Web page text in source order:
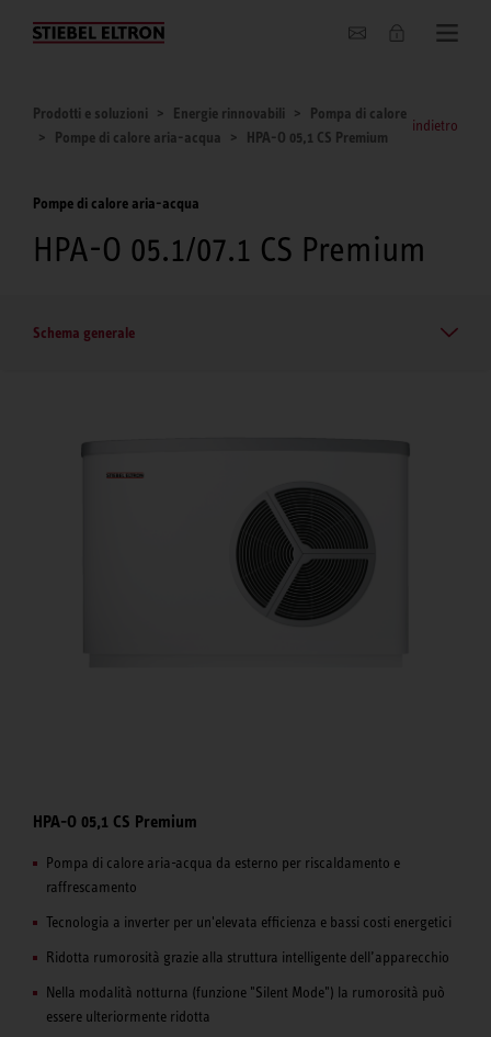
Chi siamo
Prodotti e soluzioni Energie rinnovabili
Pompa di calore
Pompe di calore aria-acqua
HPA-O 05,1 CS Premium
indietro
Pompe di calore aria-acqua
HPA-O 05.1/07.1 CS Premium
Schema generale
HPA-O 05,1 CS Premium
Pompa di calore aria-acqua da esterno per riscaldamento e
raffrescamento
Tecnologia a inverter per un'elevata efficienza e bassi costi energetici
Ridotta rumorosità grazie alla struttura intelligente dell’apparecchio
Nella modalità notturna (funzione "Silent Mode") la rumorosità può
essere ulteriormente ridotta